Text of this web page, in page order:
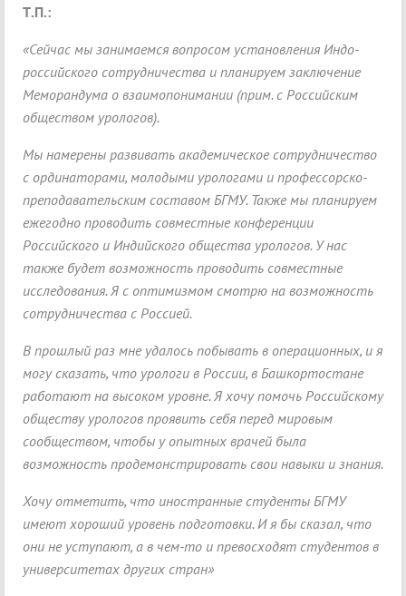
Т.П.:
«Сейчас мы занимаемся вопросом установления Индо-
российского сотрудничества и планируем заключение
Меморандума о взаимопонимании (прим. с Российским
обществом урологов).
Мы намерены развивать академическое сотрудничество
с ординаторами, молодыми урологами и профессорско-
преподавательским составом БГМУ. Также мы планируем
ежегодно проводить совместные конференции
Российского и Индийского общества урологов. У нас
также будет возможность проводить совместные
исследования. Я с оптимизмом смотрю на возможность
сотрудничества с Россией.
В прошлый раз мне удалось побывать в операционных, и я
могу сказать, что урологи в России, в Башкортостане
работают на высоком уровне. Я хочу помочь Российскому
обществу урологов проявить себя перед мировым
сообществом, чтобы у опытных врачей была
возможность продемонстрировать свои навыки и знания.
Хочу отметить, что иностранные студенты БГМУ
имеют хороший уровень подготовки. И я бы сказал, что
они не уступают, а в чем-то и превосходят студентов в
университетах других стран»